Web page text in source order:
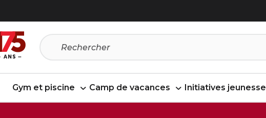
Gym et piscine Camp de vacances Initiatives jeunesse